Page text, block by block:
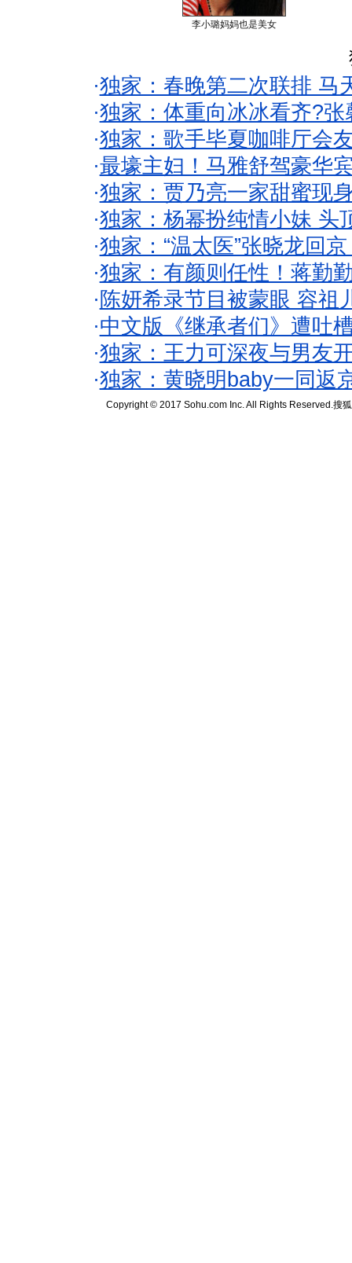
李小璐妈妈也是美女
·独家：春晚第二次联排 马
·独家：体重向冰冰看齐?
·独家：歌手毕夏咖啡厅会
·最壕主妇！马雅舒驾豪华
·独家：贾乃亮一家甜蜜现
·独家：杨幂扮纯情小妹 头
·独家：“温太医”张晓龙回
·独家：有颜则任性！蒋勤
· 陈妍希录节目被蒙眼 容祖
·中文版《继承者们》遭吐
·独家：王力可深夜与男友
·独家：黄晓明baby一同返
Copyright © 2017 Sohu.com Inc. All Rights Reserved.搜